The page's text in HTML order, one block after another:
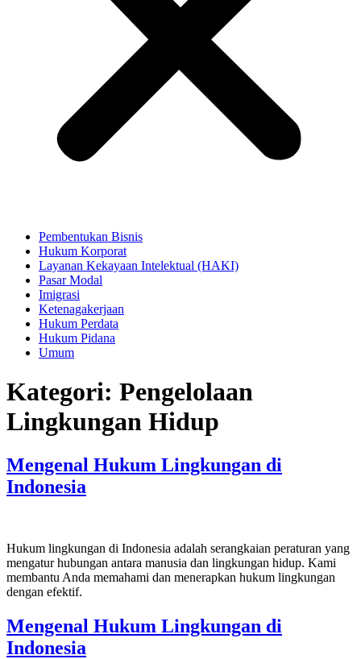
Pembentukan Bisnis
Hukum Korporat
Layanan Kekayaan Intelektual (HAKI)
Pasar Modal
Imigrasi
Ketenagakerjaan
Hukum Perdata
Hukum Pidana
Umum
Kategori: Pengelolaan
Lingkungan Hidup
Mengenal Hukum Lingkungan di
Indonesia
Hukum lingkungan di Indonesia adalah serangkaian peraturan yang
mengatur hubungan antara manusia dan lingkungan hidup. Kami
membantu Anda memahami dan menerapkan hukum lingkungan
dengan efektif.
Mengenal Hukum Lingkungan di
Indonesia